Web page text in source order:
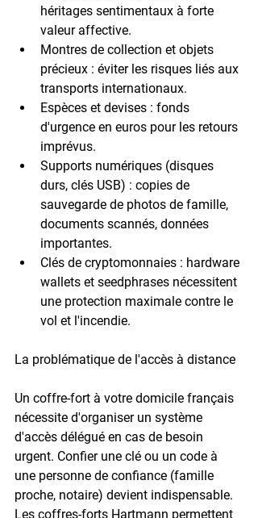
héritages sentimentaux à forte
valeur affective.
Montres de collection et objets
précieux : éviter les risques liés aux
transports internationaux.
Espèces et devises : fonds
d'urgence en euros pour les retours
imprévus.
Supports numériques (disques
durs, clés USB) : copies de
sauvegarde de photos de famille,
documents scannés, données
importantes.
Clés de cryptomonnaies : hardware
wallets et seedphrases nécessitent
une protection maximale contre le
vol et l'incendie.
La problématique de l'accès à distance
Un coffre-fort à votre domicile français
nécessite d'organiser un système
d'accès délégué en cas de besoin
urgent. Confier une clé ou un code à
une personne de confiance (famille
proche, notaire) devient indispensable.
Les coffres-forts Hartmann permettent